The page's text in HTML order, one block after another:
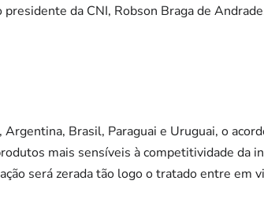
presidente da CNI, Robson Braga de
Argentina, Brasil, Paraguai e Uruguai, o
mais sensíveis à competitividade da
será zerada tão logo o tratado entre em